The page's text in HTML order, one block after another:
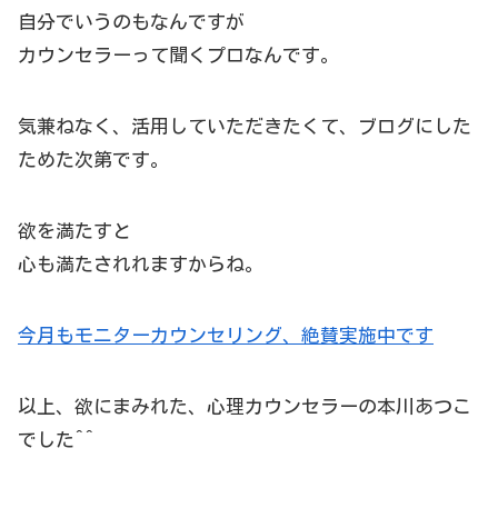
自分でいうのもなんですが
カウンセラーって聞くプロなんです。
気兼ねなく、活用していただきたくて、ブログにした
ためた次第です。
欲を満たすと
心も満たされれますからね。
今月もモニターカウンセリング、絶賛実施中です
以上、欲にまみれた、心理カウンセラーの本川あつこ
でした^^